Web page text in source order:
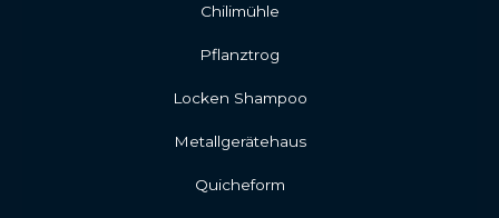
Chilimühle
Pflanztrog
Locken Shampoo
Metallgerätehaus
Quicheform